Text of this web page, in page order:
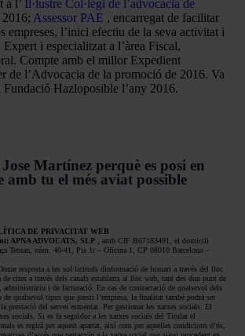
a l’ Il·lustre Col·legi de l’advocacia de
2016; Assessor PAE , encarregat de facilitar
empreses, l’inici efectiu de la seva activitat i
i especialitzat a l’àrea Fiscal,
Compte amb el millor Expedient
de l’Advocacia de la promoció de 2016. Va
Fundació Hazloposible l’any 2016.
Martínez perquè es posi en
amb tu el més aviat possible
DE PRIVACITAT WEB
APNA ADVOCATS, SLP , amb CIF B67183491, el domicili
Tetuan, núm. 40-41, Pis 1r – Oficina 1, CP 08010 Barcelona –
resposta a les sol·licituds dinformació de lusuari a través del lloc
de cites a través dels canals establerts al lloc web, tant des dun punt de
administratiu i de facturació. En cas de contractació de qualsevol dels
de qualsevol tipus que presti l’empresa, la finalitat també podrà ser
prestació del servei esmentat. Per gestionar les xarxes socials. El
socials. Si es fa seguidor a les xarxes socials del Titular el
es regirà per aquest apartat, així com per aquelles condicions d’ús,